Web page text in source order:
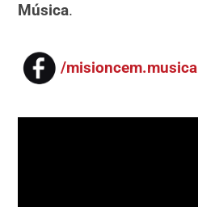
Música.
/misioncem.musica